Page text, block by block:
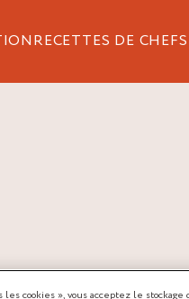
RECETTES DE CHEFS
cookies », vous acceptez le